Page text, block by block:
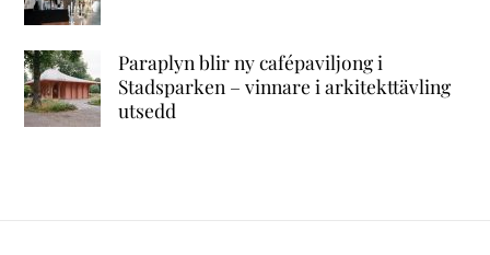
Paraplyn blir ny cafépaviljong i
Stadsparken – vinnare i arkitekttävling
utsedd